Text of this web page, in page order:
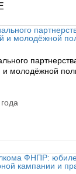
молодёжной